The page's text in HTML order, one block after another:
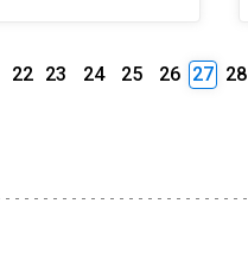
22 23 24 25 26 27 28